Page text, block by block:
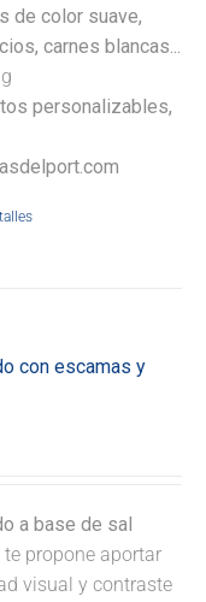
de color suave,
carnes blancas...
personalizables,
con escamas y
a base de sal
te propone aportar
visual y contraste